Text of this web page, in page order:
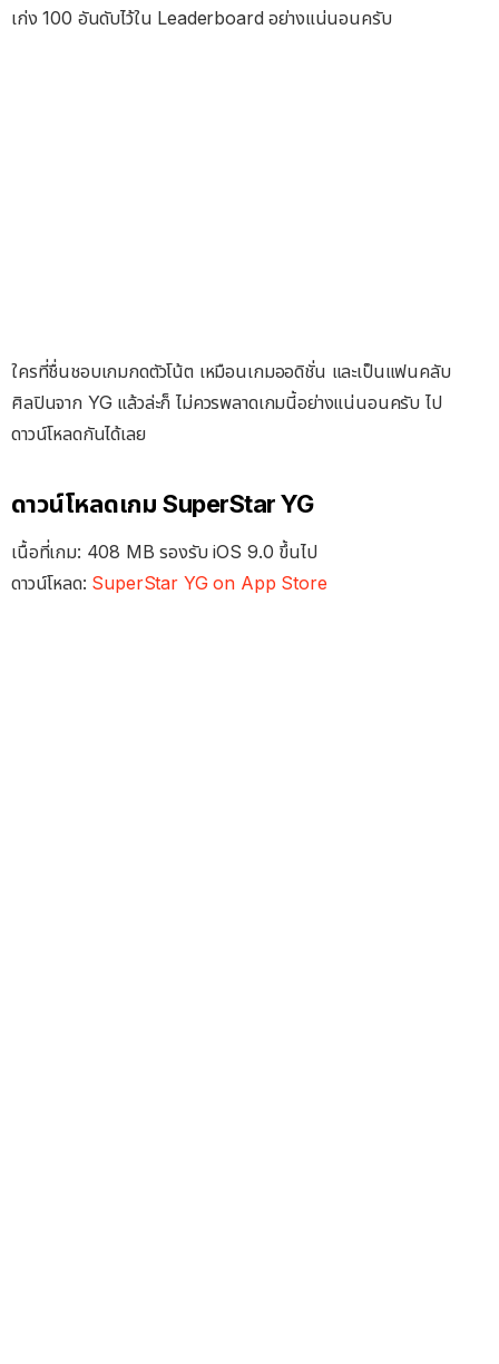
เก่ง 100 อันดับไว้ใน Leaderboard อย่างแน่นอนครับ
ใครที่ชื่นชอบเกมกดตัวโน้ต เหมือนเกมออดิชั่น และเป็นแฟนคลับ
ศิลปินจาก YG แล้วล่ะก็ ไม่ควรพลาดเกมนี้อย่างแน่นอนครับ ไป
ดาวน์โหลดกันได้เลย
ดาวน์โหลดเกม SuperStar YG
เนื้อที่เกม: 408 MB รองรับ iOS 9.0 ขึ้นไป
ดาวน์โหลด: SuperStar YG on App Store